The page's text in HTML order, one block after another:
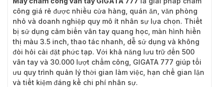
công giá rẻ được nhiều cửa hàng, quán ăn, văn phòng
nhỏ và doanh nghiệp quy mô ít nhân sự lựa chọn. Thiết
bị sử dụng cảm biến vân tay quang học, màn hình hiển
thị màu 3.5 inch, thao tác nhanh, dễ sử dụng và không
đòi hỏi cài đặt phức tạp. Với khả năng lưu trữ đến 500
vân tay và 30.000 lượt chấm công, GIGATA 777 giúp tối
ưu quy trình quản lý thời gian làm việc, hạn chế gian lận
và tiết kiệm đáng kể chi phí nhân sự.